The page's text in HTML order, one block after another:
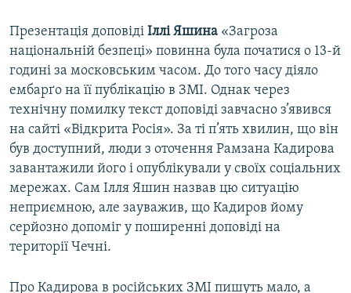
Презентація доповіді Іллі Яшина «Загроза
національній безпеці» повинна була початися о 13-й
годині за московським часом. До того часу діяло
ембарґо на її публікацію в ЗМІ. Однак через
технічну помилку текст доповіді завчасно з’явився
на сайті «Відкрита Росія». За ті п’ять хвилин, що він
був доступний, люди з оточення Рамзана Кадирова
завантажили його і опублікували у своїх соціальних
мережах. Сам Ілля Яшин назвав цю ситуацію
неприємною, але зауважив, що Кадиров йому
серйозно допоміг у поширенні доповіді на
території Чечні.
Про Кадирова в російських ЗМІ пишуть мало, а